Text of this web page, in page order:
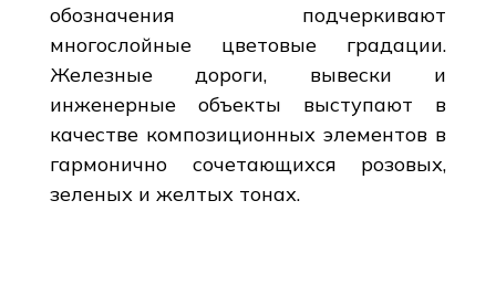
обозначения подчеркивают
многослойные цветовые градации.
Железные дороги, вывески и
инженерные объекты выступают в
качестве композиционных элементов в
гармонично сочетающихся розовых,
зеленых и желтых тонах.